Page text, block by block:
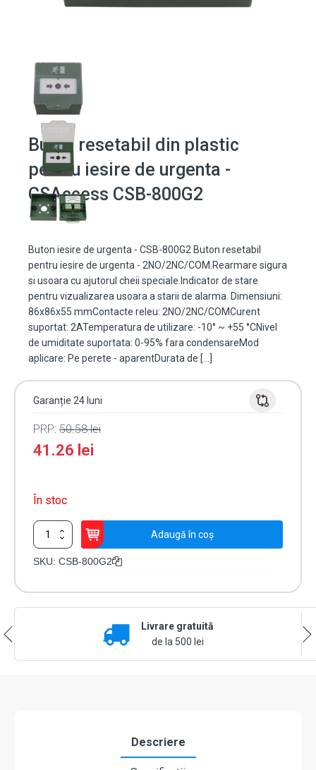
Buton resetabil din plastic
pentru iesire de urgenta -
CSAccess CSB-800G2
Buton iesire de urgenta - CSB-800G2 Buton resetabil
pentru iesire de urgenta - 2NO/2NC/COM.Rearmare sigura
si usoara cu ajutorul cheii speciale.Indicator de stare
pentru vizualizarea usoara a starii de alarma. Dimensiuni:
86x86x55 mmContacte releu: 2NO/2NC/COMCurent
suportat: 2ATemperatura de utilizare: -10° ~ +55 °CNivel
de umiditate suportata: 0-95% fara condensareMod
aplicare: Pe perete - aparentDurata de […]
Garanție 24 luni
PRP: 50.58lei
41.26 lei
În stoc
Cantitate
Buton
resetabil
Adaugă în coș
SKU: CSB-800G2
Livrare gratuită
de la 500 lei
Descriere